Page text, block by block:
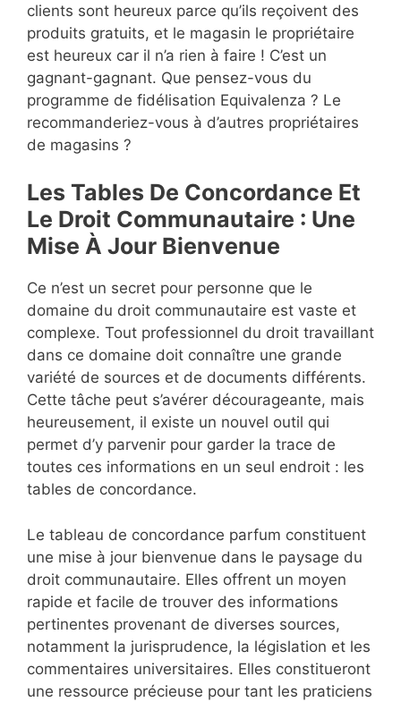
clients sont heureux parce qu’ils reçoivent des
produits gratuits, et le magasin le propriétaire
est heureux car il n’a rien à faire ! C’est un
gagnant-gagnant. Que pensez-vous du
programme de fidélisation Equivalenza ? Le
recommanderiez-vous à d’autres propriétaires
de magasins ?
Les Tables De Concordance Et
Le Droit Communautaire : Une
Mise À Jour Bienvenue
Ce n’est un secret pour personne que le
domaine du droit communautaire est vaste et
complexe. Tout professionnel du droit travaillant
dans ce domaine doit connaître une grande
variété de sources et de documents différents.
Cette tâche peut s’avérer décourageante, mais
heureusement, il existe un nouvel outil qui
permet d’y parvenir pour garder la trace de
toutes ces informations en un seul endroit : les
tables de concordance.
Le tableau de concordance parfum constituent
une mise à jour bienvenue dans le paysage du
droit communautaire. Elles offrent un moyen
rapide et facile de trouver des informations
pertinentes provenant de diverses sources,
notamment la jurisprudence, la législation et les
commentaires universitaires. Elles constitueront
une ressource précieuse pour tant les praticiens